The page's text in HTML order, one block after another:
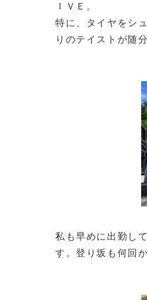
ＩＶＥ。
特に、タイヤをシ
りのテイストが随
私も早めに出勤し
す。登り坂も何回